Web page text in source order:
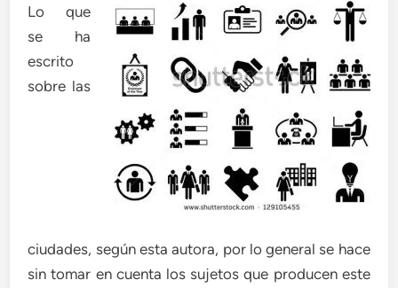
Lo que
se ha
escrito
sobre las
ciudades, según esta autora, por lo general se hace
sin tomar en cuenta los sujetos que producen este